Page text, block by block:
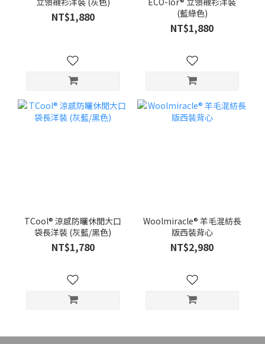
NT$1,880
(藍綠色)
NT$1,880
TCool® 涼感防曬休閒大口
袋長洋裝 (灰藍/黑色)
NT$1,780
Woolmiracle® 羊毛混紡長
版西裝背心
NT$2,980